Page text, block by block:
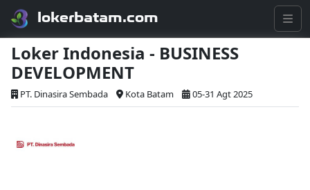
lokerbatam.com
Loker Indonesia - BUSINESS
DEVELOPMENT
PT. Dinasira Sembada Kota Batam 05-31 Agt 2025